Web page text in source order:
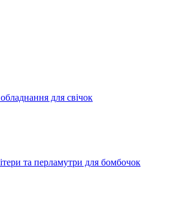
для свічок
та перламутри для бомбочок